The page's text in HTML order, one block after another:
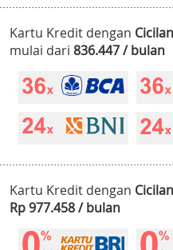
Kartu Kredit dengan
mulai dari 836.447 / bulan
Kartu Kredit dengan
Rp 977.458 / bulan